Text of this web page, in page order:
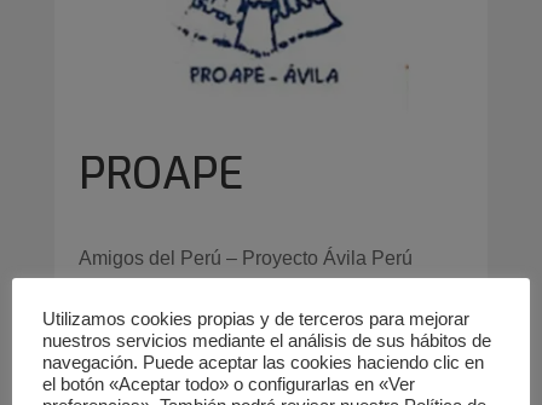
PROAPE
Amigos del Perú – Proyecto Ávila Perú
Servicios
Utilizamos cookies propias y de terceros para mejorar
nuestros servicios mediante el análisis de sus hábitos de
navegación. Puede aceptar las cookies haciendo clic en
el botón «Aceptar todo» o configurarlas en «Ver